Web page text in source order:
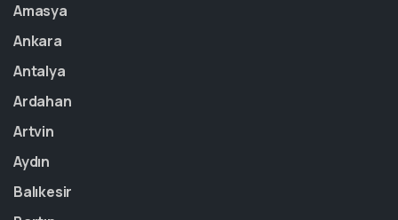
Amasya
Ankara
Antalya
Ardahan
Artvin
Aydın
Balıkesir